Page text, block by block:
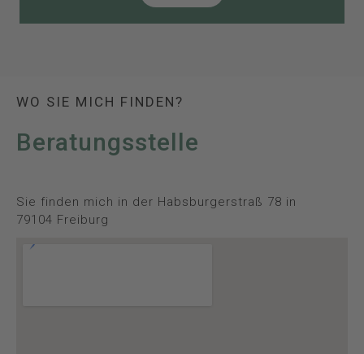
WO SIE MICH FINDEN?
Beratungsstelle
Sie finden mich in der Habsburgerstraß 78 in
79104 Freiburg